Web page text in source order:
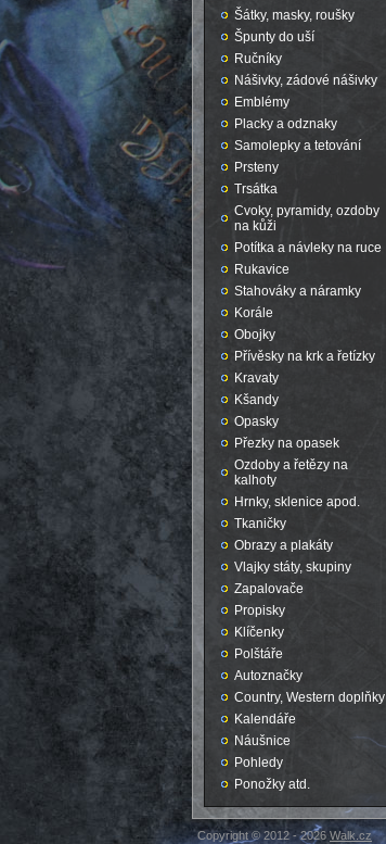
Šátky, masky, roušky
Špunty do uší
Ručníky
Nášivky, zádové nášivky
Emblémy
Placky a odznaky
Samolepky a tetování
Prsteny
Trsátka
Cvoky, pyramidy, ozdoby
na kůži
Potítka a návleky na ruce
Rukavice
Stahováky a náramky
Korále
Obojky
Přívěsky na krk a řetízky
Kravaty
Kšandy
Opasky
Přezky na opasek
Ozdoby a řetězy na
kalhoty
Hrnky, sklenice apod.
Tkaničky
Obrazy a plakáty
Vlajky státy, skupiny
Zapalovače
Propisky
Klíčenky
Polštáře
Autoznačky
Country, Western doplňky
Kalendáře
Náušnice
Pohledy
Ponožky atd.
Copyright © 2012 - 2026 Walk.cz